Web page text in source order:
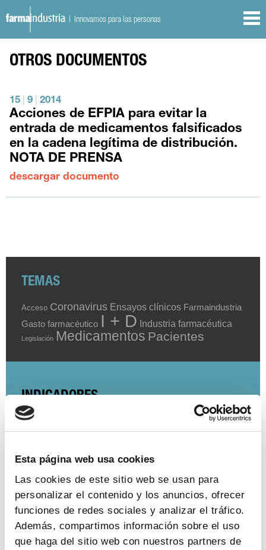
Esta página web usa cookies
Las cookies de este sitio web se usan para
personalizar el contenido y los anuncios, ofrecer
funciones de redes sociales y analizar el tráfico.
Además, compartimos información sobre el uso
que haga del sitio web con nuestros partners de
| Innovamos para las personas
OTROS DOCUMENTOS
15 9 2014
Acciones de EFPIA para evitar la
entrada de medicamentos falsificados
en la cadena legítima de distribución.
NOTA DE PRENSA
descargar documento
TEMAS
Acceso Coronavirus Ensayos clínicos Farmaindustria
Gasto farmacéutico I + D Industria farmacéutica
Legislación Medicamentos Pacientes
INDICADORES
El valor estratégico de la industria
farmacéutica (2024)
ver más
Encuesta de empleo en la industria
farmacéutica (2023)